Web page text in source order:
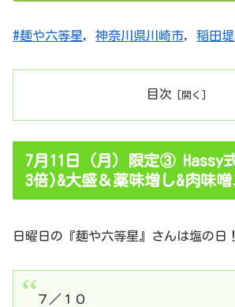
#麺や六等星, 神奈川県川崎市, 稲田
目次
7月11日（月）限定③ Hassy
3倍)&大盛＆薬味増し&肉味
日曜日の『麺や六等星』さんは塩の日！
７／１０